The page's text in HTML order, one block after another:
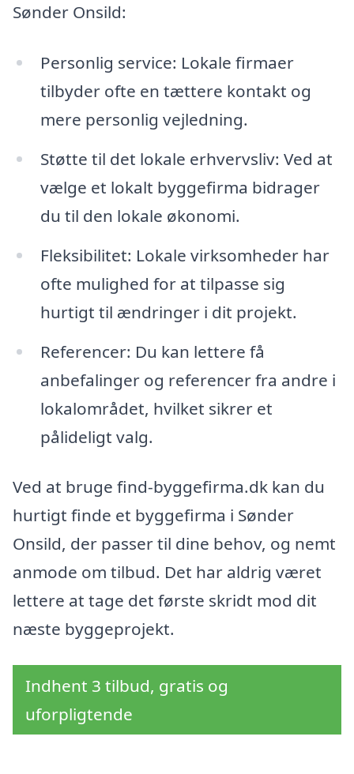
Sønder Onsild:
Personlig service: Lokale firmaer
tilbyder ofte en tættere kontakt og
mere personlig vejledning.
Støtte til det lokale erhvervsliv: Ved at
vælge et lokalt byggefirma bidrager
du til den lokale økonomi.
Fleksibilitet: Lokale virksomheder har
ofte mulighed for at tilpasse sig
hurtigt til ændringer i dit projekt.
Referencer: Du kan lettere få
anbefalinger og referencer fra andre i
lokalområdet, hvilket sikrer et
pålideligt valg.
Ved at bruge find-byggefirma.dk kan du
hurtigt finde et byggefirma i Sønder
Onsild, der passer til dine behov, og nemt
anmode om tilbud. Det har aldrig været
lettere at tage det første skridt mod dit
næste byggeprojekt.
Indhent 3 tilbud, gratis og
uforpligtende